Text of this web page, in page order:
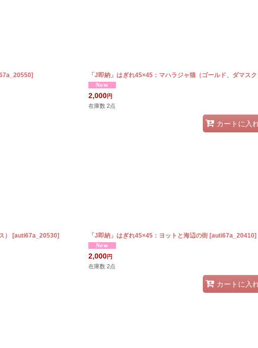
] 「J即納」はぎれ45×45：マハラジャ猫（ゴールド、ダマスク
2,000円
在庫数 2点
カートに入
） [auti67a_20530] 「J即納」はぎれ45×45：ヨットと海辺の街 [auti67a_20410]
2,000円
在庫数 2点
カートに入